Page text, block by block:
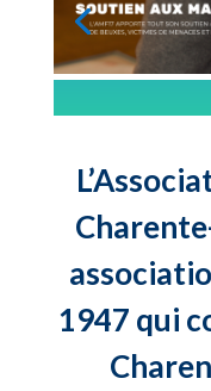
1947 qui